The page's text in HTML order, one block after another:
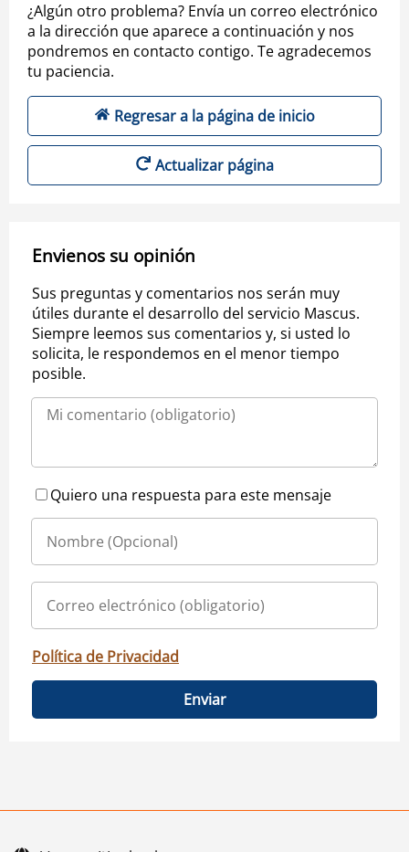
¿Algún otro problema? Envía un correo electrónico
a la dirección que aparece a continuación y nos
pondremos en contacto contigo. Te agradecemos
tu paciencia.
Regresar a la página de inicio
Actualizar página
Envienos su opinión
Sus preguntas y comentarios nos serán muy
útiles durante el desarrollo del servicio Mascus.
Siempre leemos sus comentarios y, si usted lo
solicita, le respondemos en el menor tiempo
posible.
Quiero una respuesta para este mensaje
Política de Privacidad
Enviar